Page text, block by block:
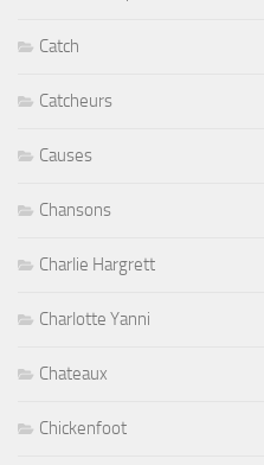
Catch
Catcheurs
Causes
Chansons
Charlie Hargrett
Charlotte Yanni
Chateaux
Chickenfoot